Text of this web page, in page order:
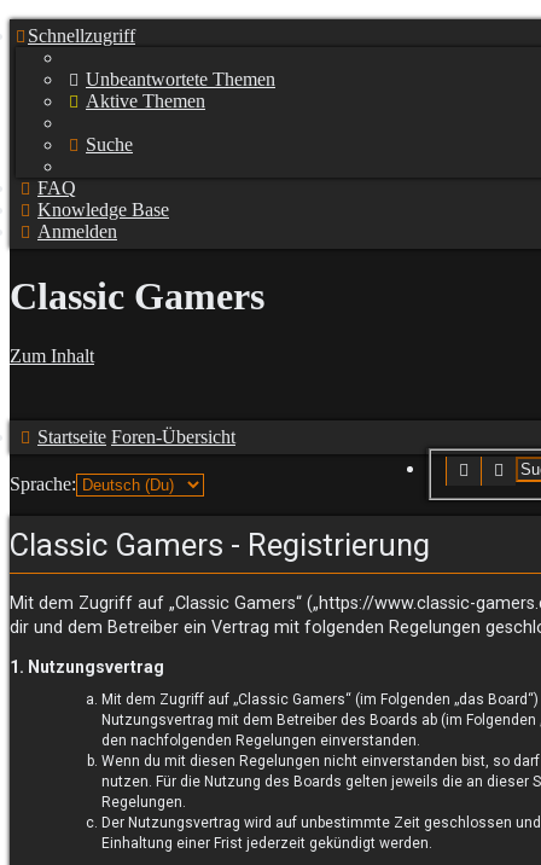
Schnellzugriff
Unbeantwortete Themen
Aktive Themen
Suche
FAQ
Knowledge Base
Anmelden
Classic Gamers
Zum Inhalt
Startseite Foren-Übersicht
Suche
Sprache:
Classic Gamers - Registrierung
Mit dem Zugriff auf „Classic Gamers“ („https://www.classic-
dir und dem Betreiber ein Vertrag mit folgenden Regelungen
1. Nutzungsvertrag
Mit dem Zugriff auf „Classic Gamers“ (im Folgenden „das
Nutzungsvertrag mit dem Betreiber des Boards ab (im Folgenden
den nachfolgenden Regelungen einverstanden.
Wenn du mit diesen Regelungen nicht einverstanden bist, so
nutzen. Für die Nutzung des Boards gelten jeweils die an dieser
Regelungen.
Der Nutzungsvertrag wird auf unbestimmte Zeit geschlossen
Einhaltung einer Frist jederzeit gekündigt werden.